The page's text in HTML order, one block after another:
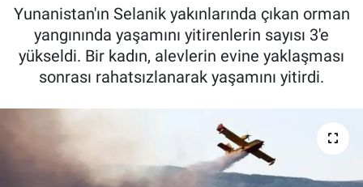
Yunanistan'ın Selanik yakınlarında çıkan orman
yangınında yaşamını yitirenlerin sayısı 3'e
yükseldi. Bir kadın, alevlerin evine yaklaşması
sonrası rahatsızlanarak yaşamını yitirdi.
FUTBOL
ALT LIGLER
BASKETBOL